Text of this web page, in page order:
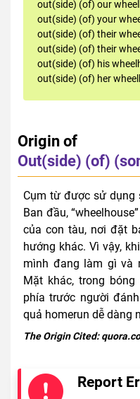
out(side) (of) our
out(side) (of) your
out(side) (of) their
out(side) (of) their
out(side) (of) his
out(side) (of) her
Origin of
Out(side) (of)
Cụm từ được sử dụng
Ban đầu,
của con tàu, nơi đặt
hướng khác. Vì vậy,
mình đang làm gì và
Mặt khác, trong bóng
phía trước người
quả homerun dễ dàng
The Origin Cited:
Report